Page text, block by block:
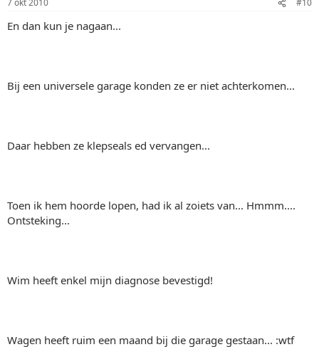
7 okt 2010 #10
En dan kun je nagaan...
Bij een universele garage konden ze er niet achterkomen...
Daar hebben ze klepseals ed vervangen...
Toen ik hem hoorde lopen, had ik al zoiets van... Hmmm....
Ontsteking...
Wim heeft enkel mijn diagnose bevestigd!
Wagen heeft ruim een maand bij die garage gestaan... :wtf